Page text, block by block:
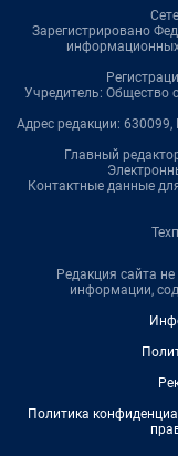
Зарегистрировано
Учредитель: Общество
Адрес редакции: 630099,
Главный
Контактные данные
Редакция сайта не
информации,
Политика